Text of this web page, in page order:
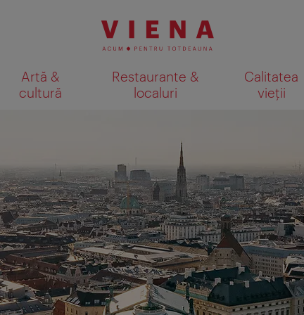
Artă &
cultură
Restaurante &
localuri
Calitatea
vieții